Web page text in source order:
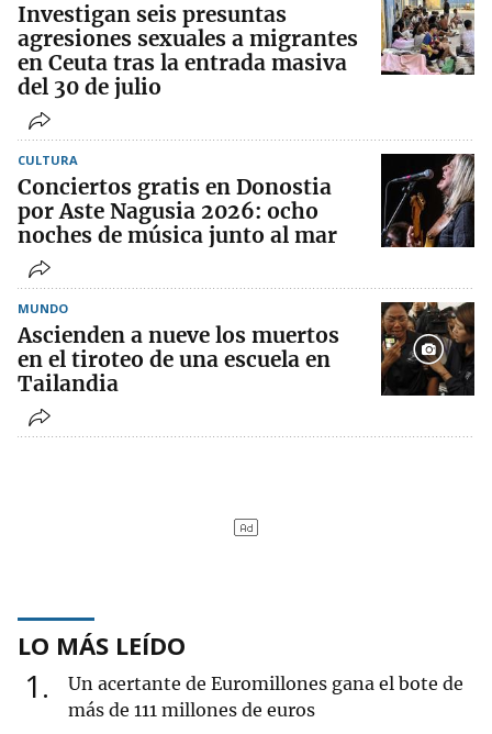
Investigan seis presuntas
agresiones sexuales a migrantes
en Ceuta tras la entrada masiva
del 30 de julio
CULTURA
Conciertos gratis en Donostia
por Aste Nagusia 2026: ocho
noches de música junto al mar
MUNDO
Ascienden a nueve los muertos
en el tiroteo de una escuela en
Tailandia
LO MÁS LEÍDO
1
Un acertante de Euromillones gana el bote de
más de 111 millones de euros